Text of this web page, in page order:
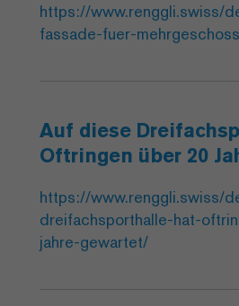
https://www.renggli.swiss/
fassade-fuer-
Auf diese
Oftringen über 20
https://www.renggli.swiss/
dreifachsporthalle-hat-
jahre-gewartet/